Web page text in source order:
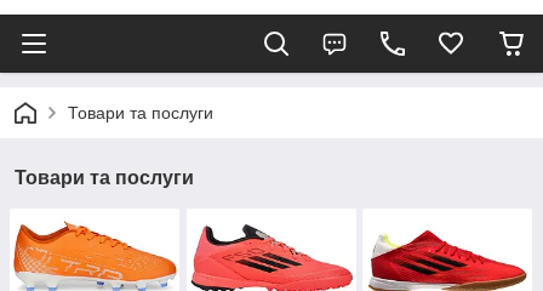
Товари та послуги
Товари та послуги